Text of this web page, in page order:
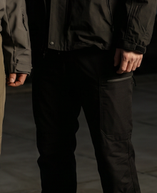
de bonne
de la
sec en